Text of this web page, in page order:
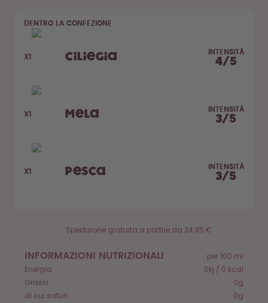
Assistenza & FAQ
Dove acquistare
Confronta le borracce
DENTRO LA CONFEZIONE
X1 Ciliegia INTENSITÀ
4/5
X1 Mela INTENSITÀ
3/5
X1 Pesca INTENSITÀ
3/5
Spedizione gratuita a partire da 24,95 €
INFORMAZIONI NUTRIZIONALI
per 100 ml
Energia
0kj / 0 kcal
Grassi
0g
di cui saturi
0g